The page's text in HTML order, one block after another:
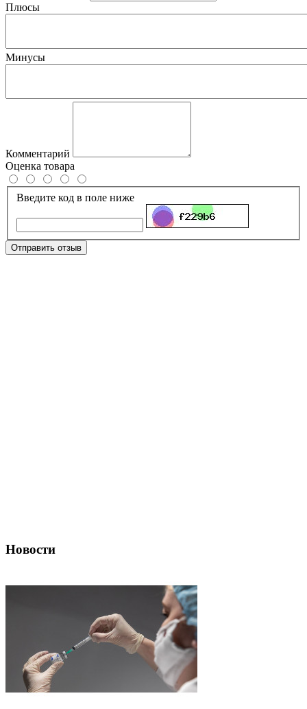
Плюсы
Минусы
Комментарий
Оценка товара
Введите код в поле ниже
Отправить отзыв
Новости